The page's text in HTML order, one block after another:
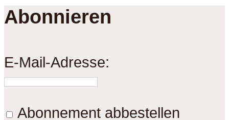
Abonnieren
E-Mail-Adresse:
Abonnement abbestellen